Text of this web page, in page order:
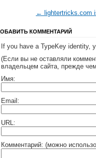
← lightertricks.com
КОММЕНТАРИЙ
If you have a TypeKey identity,
(Если вы не оставляли
владельцем сайта, прежде
Имя:
Email:
URL:
Комментарий: (можно